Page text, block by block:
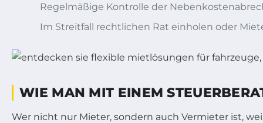
Regelmäßige Kontrolle der
Im Streitfall rechtlichen Rat einholen oder
WIE MAN MIT EINEM
Wer nicht nur Mieter, sondern auch Vermieter ist,